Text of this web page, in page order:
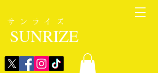
サンライズ
SUNRIZE